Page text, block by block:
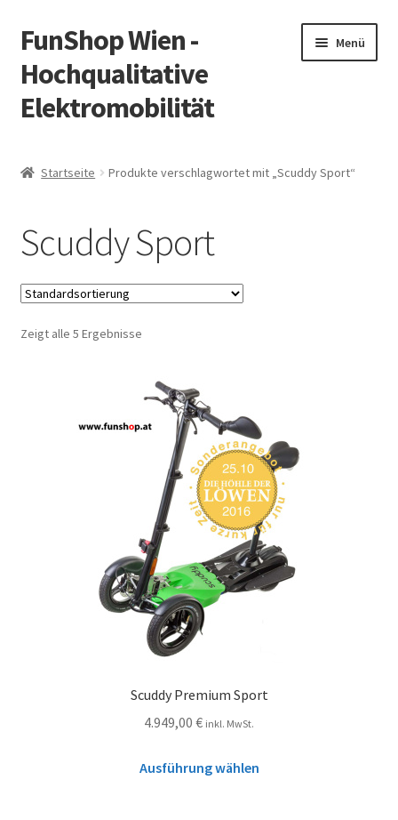
Zur
Navigation
springen
Zum
Inhalt
springen
FunShop Wien -
Hochqualitative
Elektromobilität
Menü
öffnen
Vorsicht Internetbetrug
Über FunShop
Impressum
Zum Onlineshop in der Web Version
Startseite Produkte verschlagwortet mit „Scuddy Sport“
Scuddy Sport
Zeigt alle 5 Ergebnisse
Scuddy Premium Sport
4.949,00 € inkl. MwSt.
Ausführung wählen